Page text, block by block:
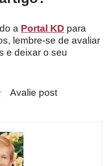
a Portal KD para
lembre-se de avaliar
e deixar o seu
Avalie post